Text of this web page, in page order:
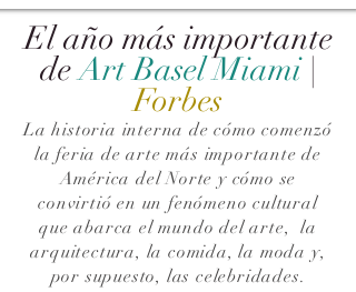
El año más importante
de Art Basel Miami |
Forbes
La historia interna de cómo comenzó
la feria de arte más importante de
América del Norte y cómo se
convirtió en un fenómeno cultural
que abarca el mundo del arte,la
arquitectura, la comida, la moda y,
por supuesto, las celebridades.